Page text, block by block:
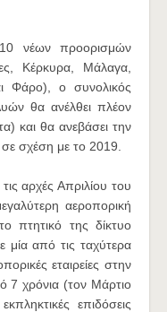
νέων προορισμών
Κέρκυρα, Μάλαγα,
Φάρο), ο συνολικός
θα ανέλθει πλέον
και θα ανεβάσει την
σε σχέση με το 2019.
αρχές Απριλίου του
αεροπορική
πτητικό της δίκτυο
μία από τις ταχύτερα
εταιρείες στην
7 χρόνια (τον Μάρτιο
επιδόσεις